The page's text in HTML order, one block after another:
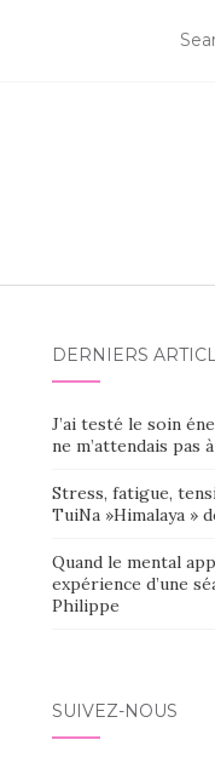
DERNIERS
J’ai testé le soin
ne m’attendais pas
Stress, fatigue,
TuiNa »Himalaya »
Quand le mental
expérience d’une
Philippe
SUIVEZ-NOUS